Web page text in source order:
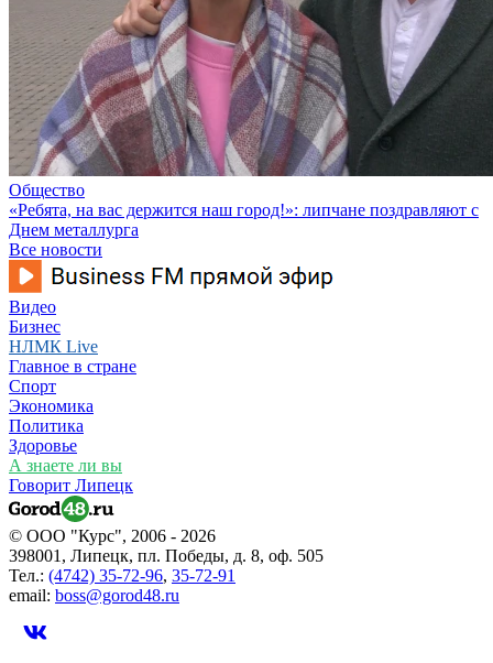
Общество
«Ребята, на вас держится наш город!»: липчане поздравляют с
Днем металлурга
Все новости
Видео
Бизнес
НЛМК Live
Главное в стране
Спорт
Экономика
Политика
Здоровье
А знаете ли вы
Говорит Липецк
© ООО "Курс", 2006 - 2026
398001, Липецк, пл. Победы, д. 8, оф. 505
Тел.: (4742) 35-72-96, 35-72-91
email: boss@gorod48.ru